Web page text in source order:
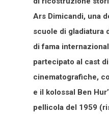
Ars Dimicandi, una
scuole di gladiatura
di fama
partecipato al cast
cinematografiche,
e il kolossal Ben
pellicola del 1959